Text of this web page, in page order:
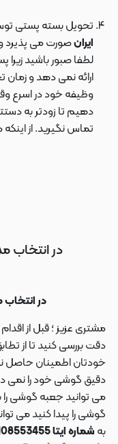
تحویل بسته پستی
ایرانصورت می پذیرد
لطفا صبور باشید
ارائه نمی دهد و
وظیفه خود در اسرع
دهیم تا زودتر به
تماس نگیرید. از
در
در
مشتری عزیز ؛ قبل از
دقت بررسی کنید تا از
خودتان اطمینان حاصل
دقیق گوشی خود را نمی
می توانید جعبه گوشی را
گوشی را پیدا کنید می
به شماره ایتا 09108553455